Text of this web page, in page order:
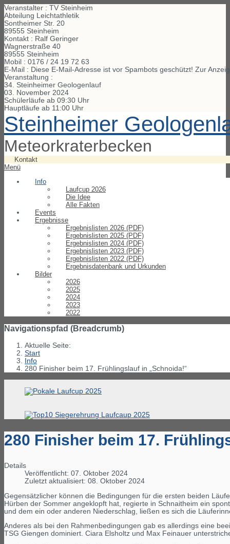
Veranstalter : TV Steinheim
Abteilung Leichtathletik
Sontheimer Str. 20
89555 Steinheim
Kontakt : Ralf Geringer
Wagnerstraße 40
89555 Steinheim
Mobil : 0176 / 24 19 72 63
E-Mail : Diese E-Mail-Adresse ist vor Spambots geschützt! Zur
Veranstaltung :
34. Steinheimer Geologenlauf
03. November 2024
Schülerläufe ab 09:30 Uhr
Hauptläufe ab 11:00 Uhr
Steinheimer
Meteorkraterbecken
Kontakt
Menü
Info
Laufcup 2026
Die Idee
Alle Fakten
Events
Ergebnisse
Ergebnislisten 2026 (PDF)
Ergebnislisten 2025 (PDF)
Ergebnislisten 2024 (PDF)
Ergebnislisten 2023 (PDF)
Ergebnislisten 2022 (PDF)
Ergebnisdatenbank und Urkunden
Bilder
2026
2025
2024
2023
2022
Navigationspfad (Breadcrumb)
Aktuelle Seite:
Start
Info
280 Finisher beim 17. Frühlingslauf in „Schnoida!“
280 Finisher beim 17.
Details
Veröffentlicht: 07. Oktober 2024
Zuletzt aktualisiert: 08. Oktober 2024
Gegensätzlicher können die Bedingungen für die ersten beiden
Hürben der Sommer angeklopft hat, regierte in Schnaitheim ein
und dem ein oder anderen Niederschlag, ließen es sich die
Anderes als bei den Rahmenbedingungen gab es allerdings eine
TSG Giengen dominiert. Ciara Elsholtz und Max Feinauer